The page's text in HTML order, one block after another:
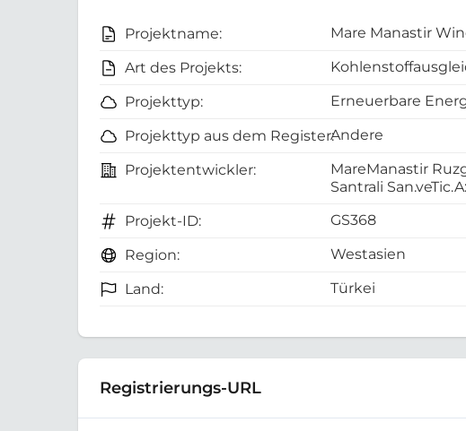
Projektname: Mare Manastir
Art des Projekts:
Projekttyp: Erneuerbare
Projekttyp aus dem Register:Andere
Projektentwickler:
MareManastir
Santrali
Projekt-ID:
GS368
Region: Westasien
Land: Türkei
Registrierungs-URL